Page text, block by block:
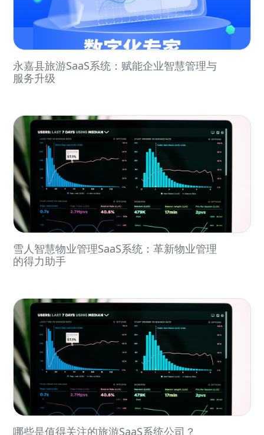
永嘉县旅游SaaS系统：赋能企业智慧管理与
服务升级
雪人智慧物业管理SaaS系统：革新物业管理
的得力助手
哪些是值得关注的旅游SaaS系统公司？